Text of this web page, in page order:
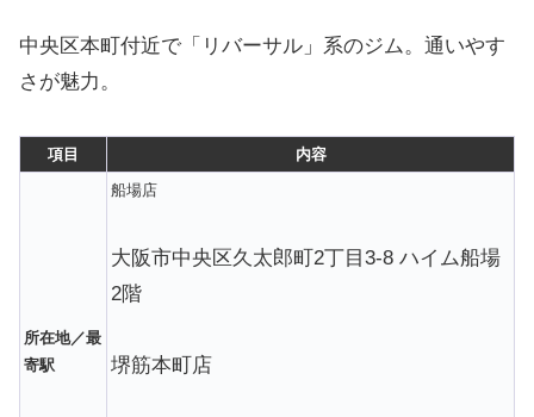
中央区本町付近で「リバーサル」系のジム。通いやす
さが魅力。
項目 内容
所在地／最
寄駅
船場店
大阪市中央区久太郎町2丁目3-8 ハイム船場
2階
堺筋本町店